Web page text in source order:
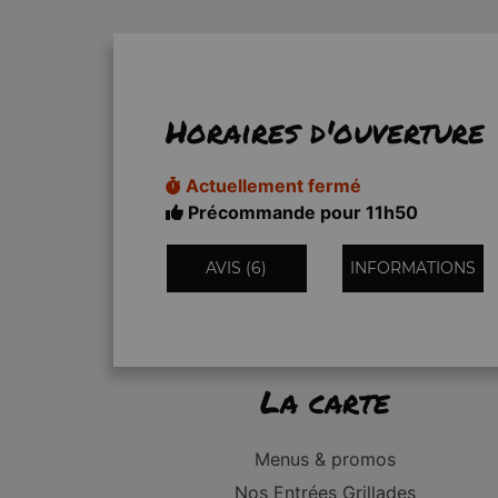
Horaires d'ouverture
Actuellement fermé
Précommande pour 11h50
AVIS (6) INFORMATIONS
La carte
Menus & promos
Nos Entrées Grillades